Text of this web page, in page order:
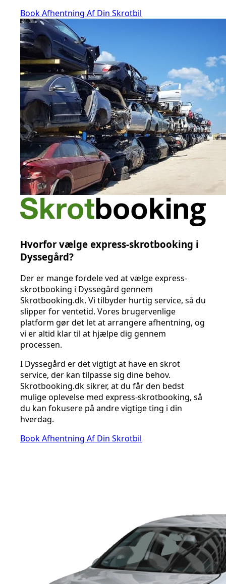
Book Afhentning Af Din Skrotbil
Hvorfor vælge express-skrotbooking i
Dyssegård?
Der er mange fordele ved at vælge express-
skrotbooking i Dyssegård gennem
Skrotbooking.dk. Vi tilbyder hurtig service, så du
slipper for ventetid. Vores brugervenlige
platform gør det let at arrangere afhentning, og
vi er altid klar til at hjælpe dig gennem
processen.
I Dyssegård er det vigtigt at have en skrot
service, der kan tilpasse sig dine behov.
Skrotbooking.dk sikrer, at du får den bedst
mulige oplevelse med express-skrotbooking, så
du kan fokusere på andre vigtige ting i din
hverdag.
Book Afhentning Af Din Skrotbil